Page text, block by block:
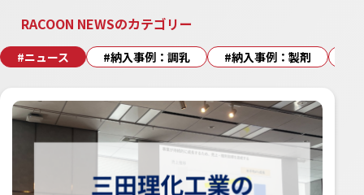
RACOON NEWSのカテゴリー
#ニュース #納入事例：調乳 #納入事例：製剤